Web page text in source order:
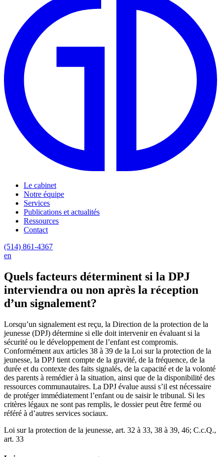
Le cabinet
Notre équipe
Services
Publications et actualités
Ressources
Contact
(514) 861-4367
en
Quels facteurs déterminent si la DPJ
interviendra ou non après la réception
d’un signalement?
Lorsqu’un signalement est reçu, la Direction de la protection de la
jeunesse (DPJ) détermine si elle doit intervenir en évaluant si la
sécurité ou le développement de l’enfant est compromis.
Conformément aux articles 38 à 39 de la Loi sur la protection de la
jeunesse, la DPJ tient compte de la gravité, de la fréquence, de la
durée et du contexte des faits signalés, de la capacité et de la volonté
des parents à remédier à la situation, ainsi que de la disponibilité des
ressources communautaires. La DPJ évalue aussi s’il est nécessaire
de protéger immédiatement l’enfant ou de saisir le tribunal. Si les
critères légaux ne sont pas remplis, le dossier peut être fermé ou
référé à d’autres services sociaux.
Loi sur la protection de la jeunesse, art. 32 à 33, 38 à 39, 46; C.c.Q.,
art. 33